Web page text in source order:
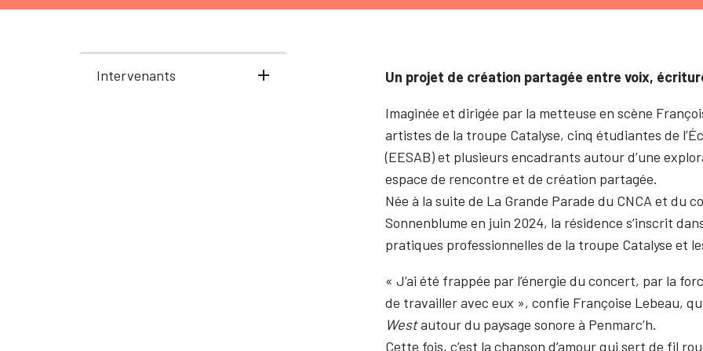
Intervenants Un projet de création partagée entre voix,
Imaginée et dirigée par la metteuse en scène
artistes de la troupe Catalyse, cinq étudiantes de
(EESAB) et plusieurs encadrants autour d’une
espace de rencontre et de création partagée.
Née à la suite de La Grande Parade du CNCA et du
Sonnenblume en juin 2024, la résidence s’inscrit
pratiques professionnelles de la troupe Catalyse et
« J’ai été frappée par l’énergie du concert, par la
de travailler avec eux », confie Françoise Lebeau,
Westautour du paysage sonore à Penmarc’h.
Cette fois, c’est la chanson d’amour qui sert de fil